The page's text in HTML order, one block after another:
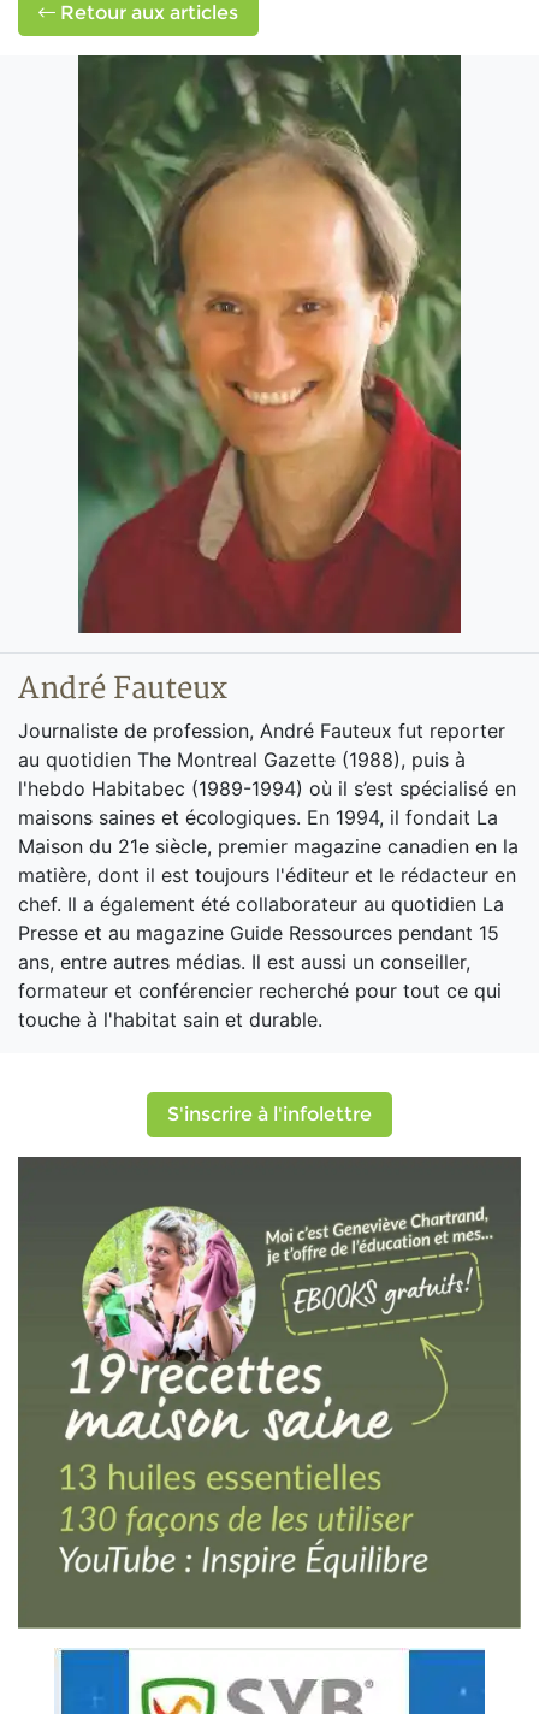
Retour aux articles
André Fauteux
Journaliste de profession, André Fauteux fut reporter
au quotidien The Montreal Gazette (1988), puis à
l'hebdo Habitabec (1989-1994) où il s’est spécialisé en
maisons saines et écologiques. En 1994, il fondait La
Maison du 21e siècle, premier magazine canadien en la
matière, dont il est toujours l'éditeur et le rédacteur en
chef. Il a également été collaborateur au quotidien La
Presse et au magazine Guide Ressources pendant 15
ans, entre autres médias. Il est aussi un conseiller,
formateur et conférencier recherché pour tout ce qui
touche à l'habitat sain et durable.
S'inscrire à l'infolettre